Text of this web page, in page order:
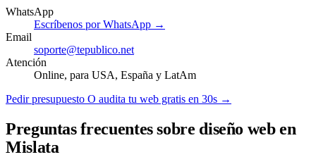
WhatsApp
Escríbenos por WhatsApp →
Email
soporte@tepublico.net
Atención
Online, para USA, España y LatAm
Pedir presupuesto O audita tu web gratis en 30s →
Preguntas frecuentes sobre diseño web en
Mislata